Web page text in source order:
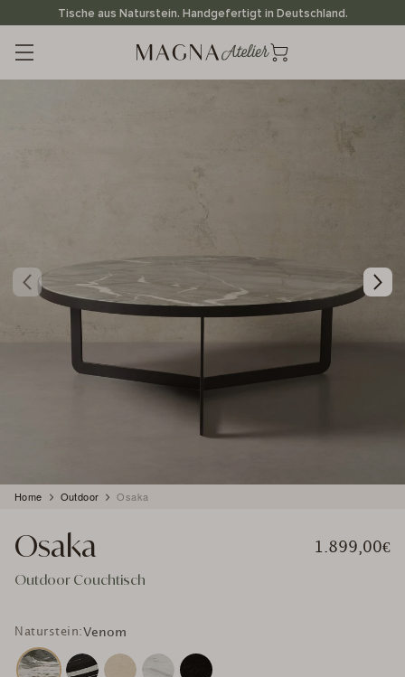
zum
Inhalt
Tische aus Naturstein. Handgefertigt in Deutschland.
Home Outdoor Osaka
Osaka
Outdoor Couchtisch
1.899,00€
Naturstein:Venom
Produkt
Warenkorb
hinzugefügt